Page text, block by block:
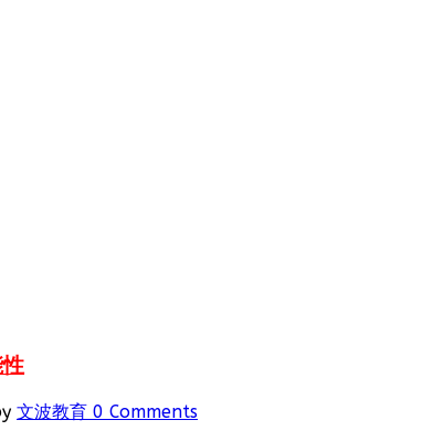
文波教育 0 Comments